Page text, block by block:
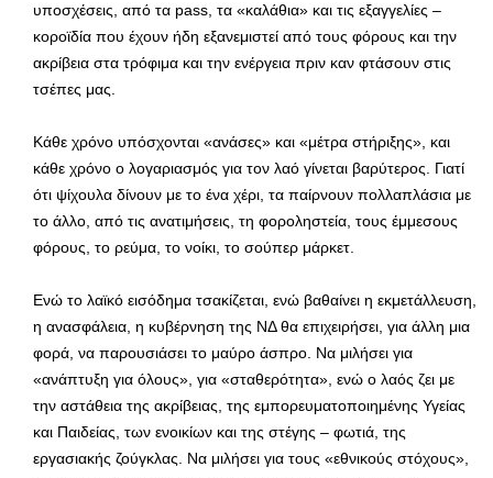
υποσχέσεις, από τα pass, τα «καλάθια» και τις εξαγγελίες –
κοροϊδία που έχουν ήδη εξανεμιστεί από τους φόρους και την
ακρίβεια στα τρόφιμα και την ενέργεια πριν καν φτάσουν στις
τσέπες μας.
Κάθε χρόνο υπόσχονται «ανάσες» και «μέτρα στήριξης», και
κάθε χρόνο ο λογαριασμός για τον λαό γίνεται βαρύτερος. Γιατί
ότι ψίχουλα δίνουν με το ένα χέρι, τα παίρνουν πολλαπλάσια με
το άλλο, από τις ανατιμήσεις, τη φοροληστεία, τους έμμεσους
φόρους, το ρεύμα, το νοίκι, το σούπερ μάρκετ.
Ενώ το λαϊκό εισόδημα τσακίζεται, ενώ βαθαίνει η εκμετάλλευση,
η ανασφάλεια, η κυβέρνηση της ΝΔ θα επιχειρήσει, για άλλη μια
φορά, να παρουσιάσει το μαύρο άσπρο. Να μιλήσει για
«ανάπτυξη για όλους», για «σταθερότητα», ενώ ο λαός ζει με
την αστάθεια της ακρίβειας, της εμπορευματοποιημένης Υγείας
και Παιδείας, των ενοικίων και της στέγης – φωτιά, της
εργασιακής ζούγκλας. Να μιλήσει για τους «εθνικούς στόχους»,